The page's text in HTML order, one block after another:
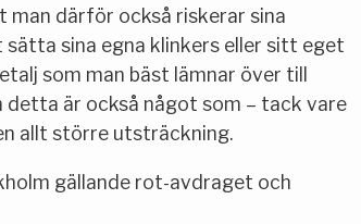
därför också riskerar sina
sätta sina egna klinkers eller sitt eget
som man bäst lämnar över till
detta är också något som – tack vare
allt större utsträckning.
gällande rot-avdraget och